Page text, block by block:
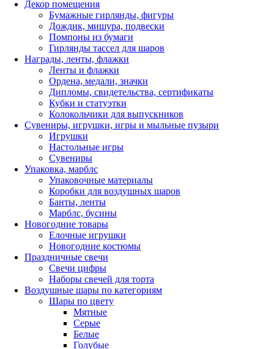
Декор помещения
Бумажные гирлянды, фигуры
Дождик, мишура, подвески
Помпоны из бумаги
Гирлянды тассел для шаров
Награды, ленты, флажки
Ленты и флажки
Ордена, медали, значки
Дипломы, свидетельства, сертификаты
Кубки и статуэтки
Колокольчики для выпускников
Сувениры, игрушки, игры и мыльные пузыри
Игрушки
Настольные игры
Сувениры
Упаковка, марблс
Упаковочные материалы
Коробки для воздушных шаров
Банты, ленты
Марблс, бусины
Новогодние товары
Елочные игрушки
Новогодние костюмы
Праздничные свечи
Свечи цифры
Наборы свечей для торта
Воздушные шары по категориям
Шары по цвету
Мятные
Серые
Белые
Голубые